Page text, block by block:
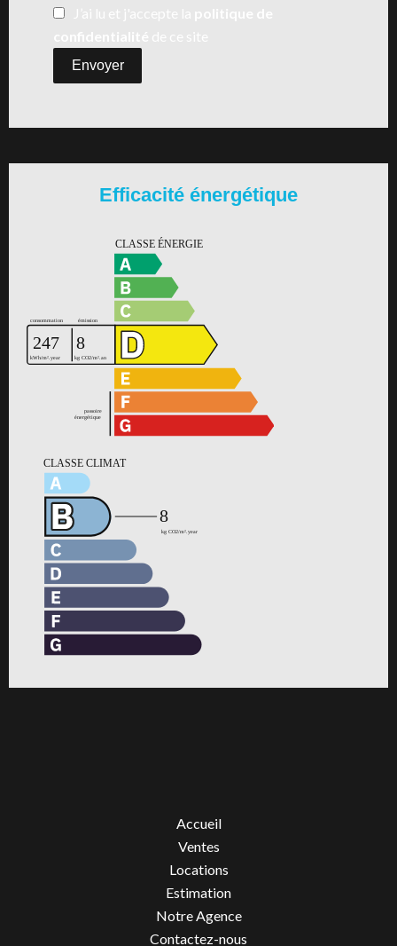
Envoyer
Efficacité énergétique
Accueil
Ventes
Locations
Estimation
Notre Agence
Contactez-nous